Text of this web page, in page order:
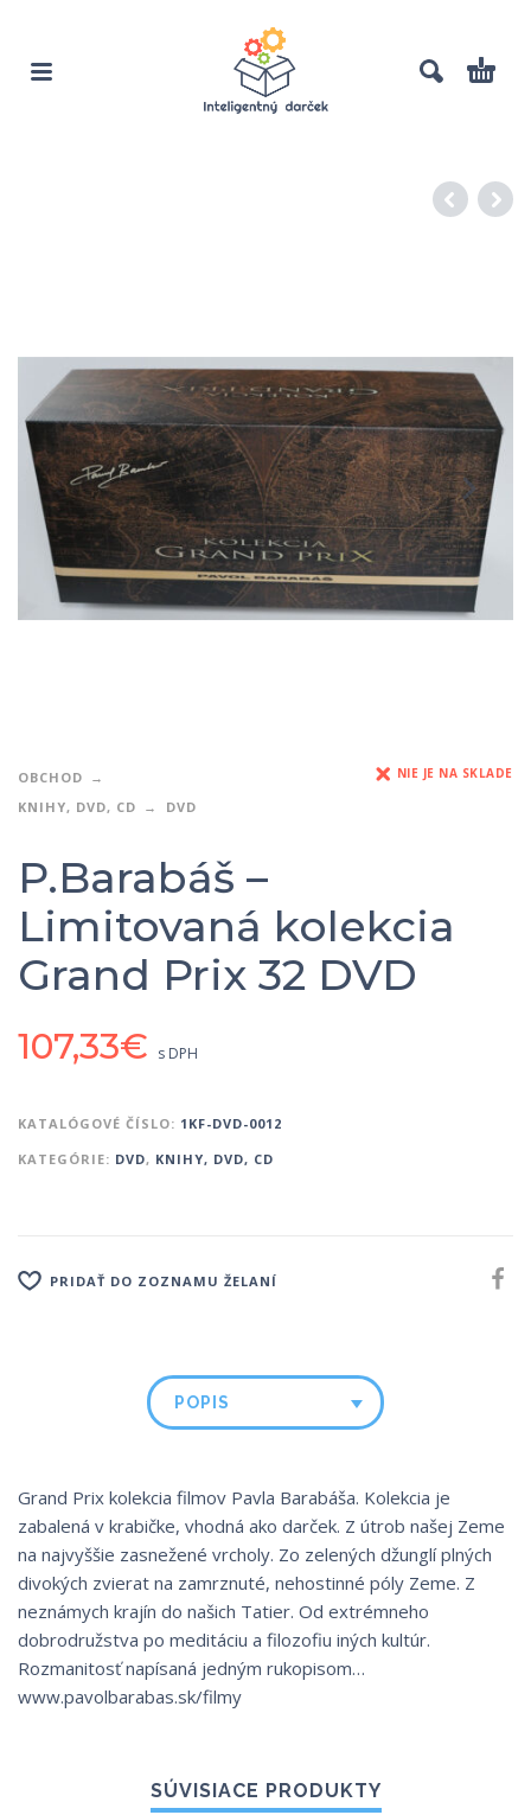
OBCHOD
KNIHY, DVD, CD
DVD
NIE JE NA SKLADE
P.Barabáš –
Limitovaná kolekcia
Grand Prix 32 DVD
107,33€ s DPH
KATALÓGOVÉ ČÍSLO: 1KF-DVD-0012
KATEGÓRIE: DVD, KNIHY, DVD, CD
PRIDAŤ DO ZOZNAMU ŽELANÍ
POPIS
Grand Prix kolekcia filmov Pavla Barabáša. Kolekcia je
zabalená v krabičke, vhodná ako darček. Z útrob našej Zeme
na najvyššie zasnežené vrcholy. Zo zelených džunglí plných
divokých zvierat na zamrznuté, nehostinné póly Zeme. Z
neznámych krajín do našich Tatier. Od extrémneho
dobrodružstva po meditáciu a filozofiu iných kultúr.
Rozmanitosť napísaná jedným rukopisom…
www.pavolbarabas.sk/filmy
SÚVISIACE PRODUKTY